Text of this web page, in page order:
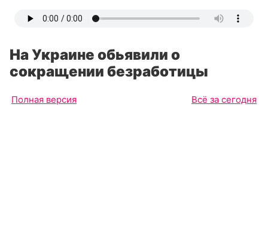
На Украине обьявили о
сокращении безработицы
Полная версия Всё за сегодня